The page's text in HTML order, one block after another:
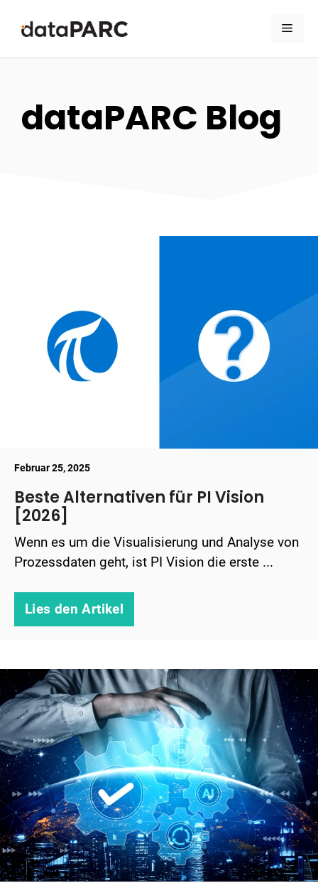
dataPARC Blog
Februar 25, 2025
Beste Alternativen für PI Vision
[2026]
Wenn es um die Visualisierung und Analyse von
Prozessdaten geht, ist PI Vision die erste ...
Lies den Artikel